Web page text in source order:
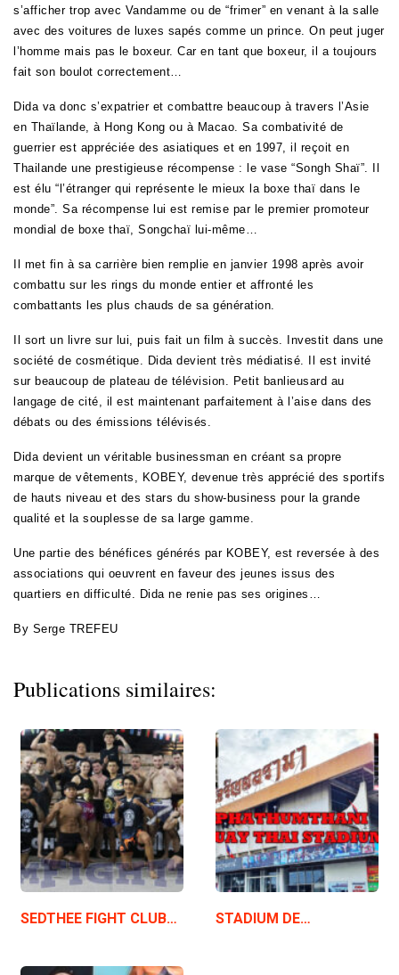
s’afficher trop avec Vandamme ou de “frimer” en venant à la salle
avec des voitures de luxes sapés comme un prince. On peut juger
l’homme mais pas le boxeur. Car en tant que boxeur, il a toujours
fait son boulot correctement…
Dida va donc s’expatrier et combattre beaucoup à travers l’Asie
en Thaïlande, à Hong Kong ou à Macao. Sa combativité de
guerrier est appréciée des asiatiques et en 1997, il reçoit en
Thailande une prestigieuse récompense : le vase “Songh Shaï”. Il
est élu “l’étranger qui représente le mieux la boxe thaï dans le
monde”. Sa récompense lui est remise par le premier promoteur
mondial de boxe thaï, Songchaï lui-même…
Il met fin à sa carrière bien remplie en janvier 1998 après avoir
combattu sur les rings du monde entier et affronté les
combattants les plus chauds de sa génération.
Il sort un livre sur lui, puis fait un film à succès. Investit dans une
société de cosmétique. Dida devient très médiatisé. Il est invité
sur beaucoup de plateau de télévision. Petit banlieusard au
langage de cité, il est maintenant parfaitement à l’aise dans des
débats ou des émissions télévisés.
Dida devient un véritable businessman en créant sa propre
marque de vêtements, KOBEY, devenue très apprécié des sportifs
de hauts niveau et des stars du show-business pour la grande
qualité et la souplesse de sa large gamme.
Une partie des bénéfices générés par KOBEY, est reversée à des
associations qui oeuvrent en faveur des jeunes issus des
quartiers en difficulté. Dida ne renie pas ses origines…
By Serge TREFEU
Publications similaires:
SEDTHEE FIGHT CLUB… STADIUM DE…